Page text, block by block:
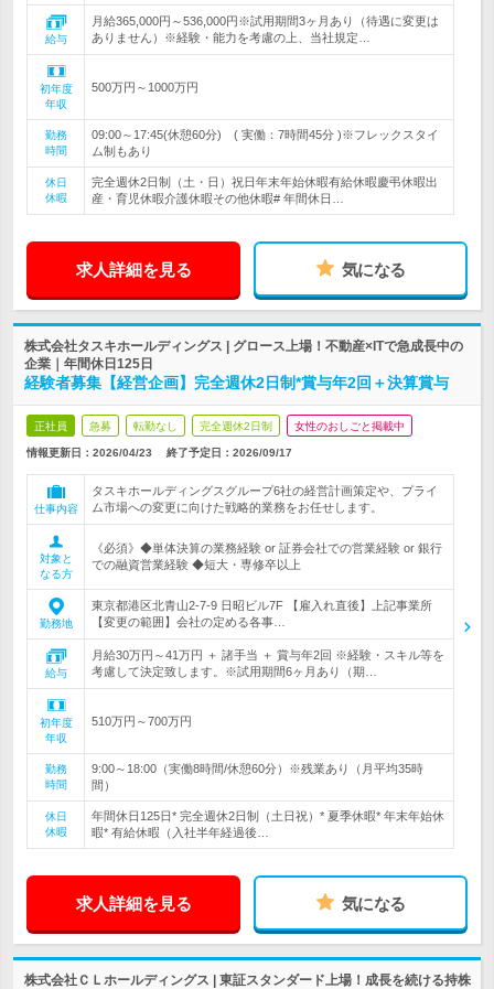
給与
月給365,000円～536,000円※試用期間3ヶ月あり（待遇に変更は
ありません）※経験・能力を考慮の上、当社規定…
初年度
年収
500万円～1000万円
勤務
時間
09:00～17:45(休憩60分) ( 実働：7時間45分 )※フレックスタイ
ム制もあり
休日
休暇
完全週休2日制（土・日）祝日年末年始休暇有給休暇慶弔休暇出
産・育児休暇介護休暇その他休暇# 年間休日…
求人詳細を見る 気になる
株式会社タスキホールディングス | グロース上場！不動産×ITで急成長中の
企業｜年間休日125日
経験者募集【経営企画】完全週休2日制*賞与年2回＋決算賞与
正社員 急募 転勤なし 完全週休2日制 女性のおしごと掲載中
情報更新日：2026/04/23 終了予定日： 2026/09/17
仕事内容
タスキホールディングスグループ6社の経営計画策定や、プライ
ム市場への変更に向けた戦略的業務をお任せします。
対象と
なる方
《必須》◆単体決算の業務経験 or 証券会社での営業経験 or 銀行
での融資営業経験 ◆短大・専修卒以上
勤務地
東京都港区北青山2-7-9 日昭ビル7F 【雇入れ直後】上記事業所
【変更の範囲】会社の定める各事…
給与
月給30万円～41万円 ＋ 諸手当 ＋ 賞与年2回 ※経験・スキル等を
考慮して決定致します。※試用期間6ヶ月あり（期…
初年度
年収
510万円～700万円
勤務
時間
9:00～18:00（実働8時間/休憩60分）※残業あり（月平均35時
間）
休日
休暇
年間休日125日* 完全週休2日制（土日祝）* 夏季休暇* 年末年始休
暇* 有給休暇（入社半年経過後…
求人詳細を見る 気になる
株式会社ＣＬホールディングス | 東証スタンダード上場！成長を続ける持株